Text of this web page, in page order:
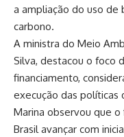
a ampliação do uso de
carbono.
A ministra do Meio
Silva, destacou o foco
financiamento,
execução das políticas
Marina observou que
Brasil avançar com